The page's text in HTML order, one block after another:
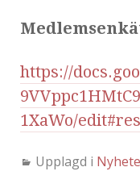
https://
1XaWo/
Upplagd i